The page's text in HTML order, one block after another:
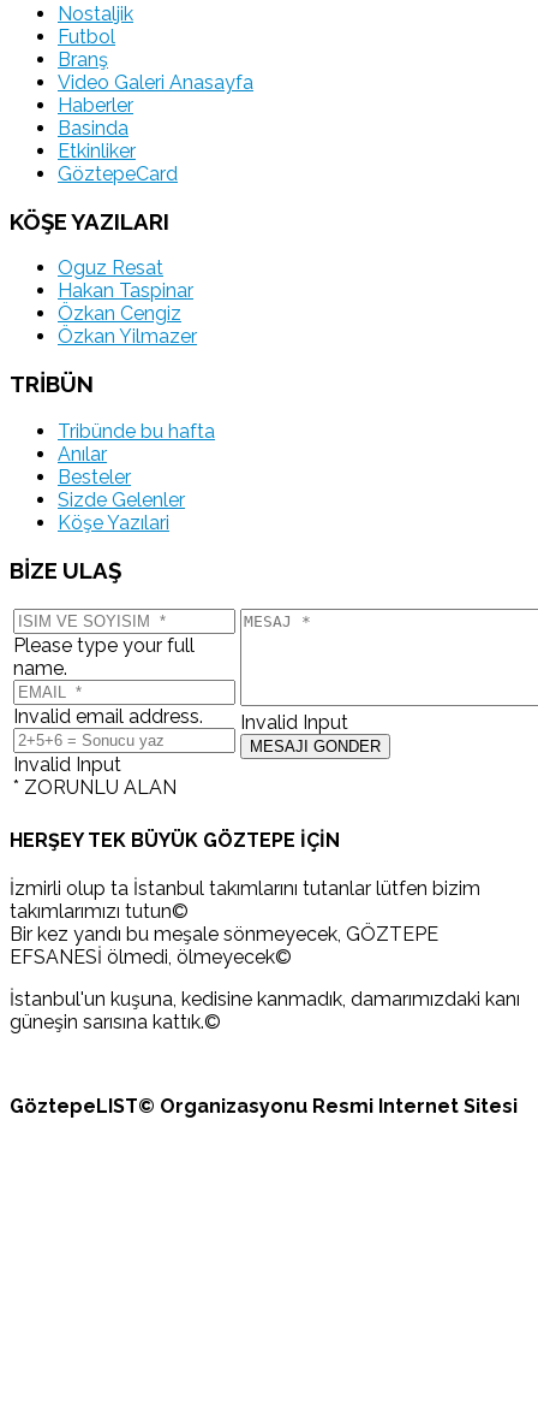
Nostaljik
Futbol
Branş
Video Galeri Anasayfa
Haberler
Basinda
Etkinliker
GöztepeCard
KÖŞE YAZILARI
Oguz Resat
Hakan Taspinar
Özkan Cengiz
Özkan Yilmazer
TRİBÜN
Tribünde bu hafta
Anılar
Besteler
Sizde Gelenler
Köşe Yazılari
BİZE ULAŞ
Please type your full
name.
Invalid email address.
Invalid Input
* ZORUNLU ALAN
Invalid Input
HERŞEY TEK BÜYÜK GÖZTEPE İÇİN
İzmirli olup ta İstanbul takımlarını tutanlar lütfen bizim
takımlarımızı tutun©
Bir kez yandı bu meşale sönmeyecek, GÖZTEPE
EFSANESİ ölmedi, ölmeyecek©
İstanbul'un kuşuna, kedisine kanmadık, damarımızdaki kanı
güneşin sarısına kattık.©
GöztepeLIST© Organizasyonu Resmi Internet Sitesi